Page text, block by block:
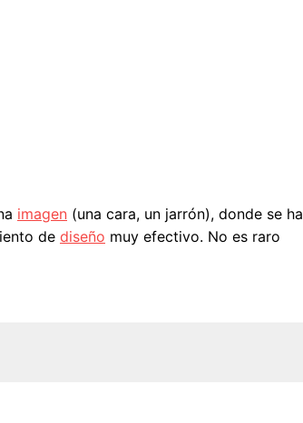
imagen (una cara, un jarrón), donde se ha
de diseño muy efectivo. No es raro